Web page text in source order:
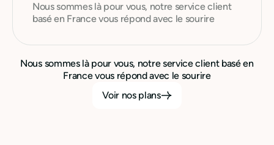
Nous sommes là pour vous, notre service client
basé en France vous répond avec le sourire
Nous sommes là pour vous, notre service client basé en
France vous répond avec le sourire
Voir nos plans